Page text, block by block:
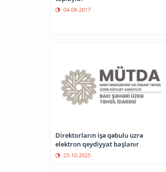
04-08-2017
Direktorların işə qəbulu üzrə
elektron qeydiyyat başlanır
23-10-2025